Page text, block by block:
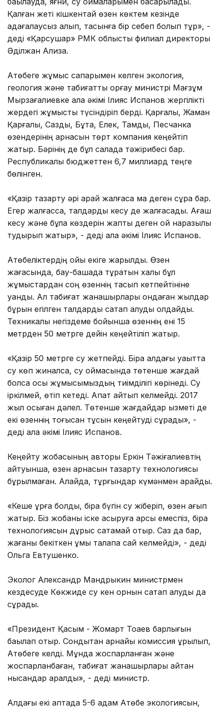
Қалған жеті кішкентай өзен көктем кезінде
қадағалаусыз қалып, тасқынға бір себеп болып тұр», -
деді «Қарсушар» РМК облыстық филиал директоры
Әділжан Ализақ.
Ақтөбеге жұмыс сапарымен келген экология,
геология және табиғатты қорғау министрі Мағзұм
Мырзағалиевке қала әкімі Ілияс Испанов жергілікті
жердегі жұмысты түсіндіріп берді. Қарғалы, Жаман
Қарғалы, Сазды, Бұтақ, Елек, Тамды, Песчанка
өзендерінің арнасын төрт компания кеңейтіп
жатыр. Бәрінің де бұл салада тәжірибесі бар.
Республикалық бюджеттен 6,7 миллиард теңге
бөлінген.
«Қазір тазарту әрі қарай жалғаса ма деген сұрақ бар.
Егер жалғасса, талдарды кесу де жалғасады. Ағаш
кесу және бұлақ көздерін жапты деген ой наразылық
тудырып жатыр», - деді қала әкімі Ілияс Испанов.
Ақтөбеліктердің ойы екіге жарылды. Өзен
жағасында, бау-бақшада тұратын халық бұл
жұмыстардан соң өзеннің тасып кетпейтініне
қуанды. Ал табиғат жанашырлары ондаған жылдар
бұрын егілген талдарды сақтап қалуды қолдайды.
Техникалық негіздеме бойынша өзеннің ені 15
метрден 50 метрге дейін кеңейтіліп жатыр.
«Қазір 50 метрге су жетпейді. Бірақ алдағы уақытта
су көп жиналса, су қоймасында төтенше жағдай
болса осы жұмысымыздың тиімділігі көрінеді. Су
іркілмей, өтіп кетеді. Апат айтып келмейді. 2017
жыл осыған дәлел. Төтенше жағдайдар қызметі де
екі өзеннің тоғысқан тұсын кеңейтуді сұрады», -
деді қала әкімі Ілияс Испанов.
Кеңейту жобасының авторы Еркін Тәжіғалиевтің
айтуынша, өзен арнасын тазарту технологиясы
бұрылмаған. Алайда, тұрғындар күмәнмен қарайды.
«Кеше құрғақ болды, бірақ бүгін су жіберіп, өзен ағып
жатыр. Біз жобаны іске асыруға қарсы емеспіз, бірақ
технологиясын дұрыс сақтамай отыр. Саз да бар,
жағаны бекіткен құмы талапқа сай келмейді», - деді
Ольга Евтушенко.
Эколог Александр Мандрыкин министрмен
кездесуде Көкжиде су кен орнын сақтап қалуды да
сұрады.
«Президент Қасым - Жомарт Тоқаев барлығын
бақылап отыр. Сондықтан арнайы комиссия құрылып,
Ақтөбеге келді. Мұнда жоспарланған және
жоспарланбаған, табиғат жанашырлары айтқан
нысандар қаралды», - деді министр.
Алдағы екі аптада 5-6 адам Ақтөбе экологиясын,